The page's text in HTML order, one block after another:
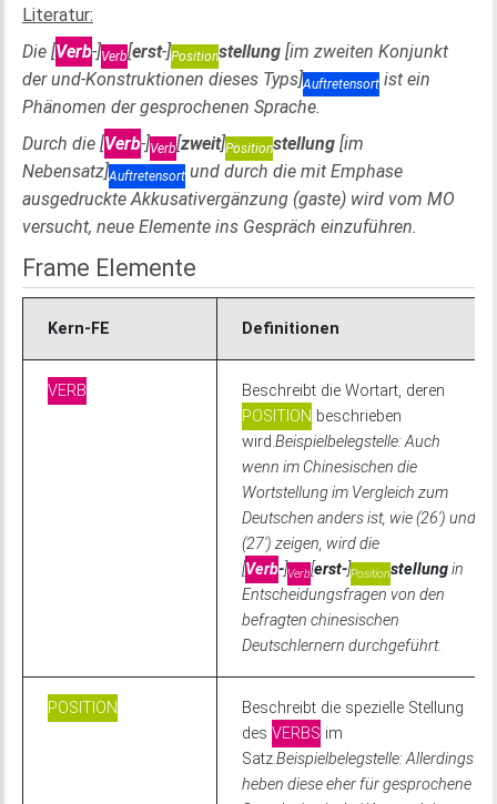
Literatur:
Die [Verb-]Verb[erst-]Positionstellung [im zweiten Konjunkt
der und-Konstruktionen dieses Typs]Auftretensort ist ein
Phänomen der gesprochenen Sprache.
Durch die [Verb-]Verb[zweit]Positionstellung [im
Nebensatz]Auftretensort und durch die mit Emphase
ausgedruckte Akkusativergänzung (gaste) wird vom MO
versucht, neue Elemente ins Gespräch einzuführen.
Frame Elemente
Kern-FE Definitionen
VERB
Beschreibt die Wortart, deren
POSITION beschrieben
wird.Beispielbelegstelle: Auch
wenn im Chinesischen die
Wortstellung im Vergleich zum
Deutschen anders ist, wie (26') und
(27') zeigen, wird die
[Verb-]Verb[erst-]Positionstellungin
Entscheidungsfragen von den
befragten chinesischen
Deutschlernern durchgeführt.
POSITION
Beschreibt die spezielle Stellung
desVERBS im
Satz.Beispielbelegstelle: Allerdings
heben diese eher für gesprochene